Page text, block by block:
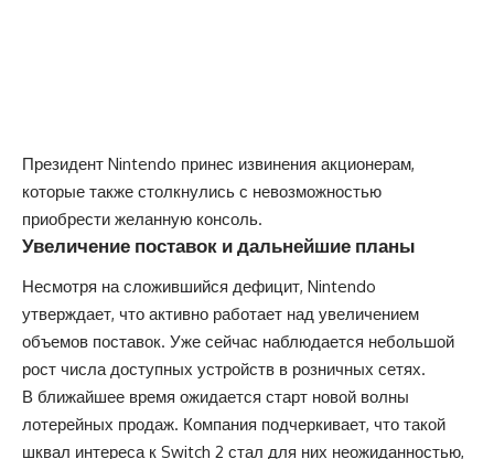
Президент Nintendo принес извинения акционерам,
которые также столкнулись с невозможностью
приобрести желанную консоль.
Увеличение поставок и дальнейшие планы
Несмотря на сложившийся дефицит, Nintendo
утверждает, что активно работает над увеличением
объемов поставок. Уже сейчас наблюдается небольшой
рост числа доступных устройств в розничных сетях.
В ближайшее время ожидается старт новой волны
лотерейных продаж. Компания подчеркивает, что такой
шквал интереса к Switch 2 стал для них неожиданностью,